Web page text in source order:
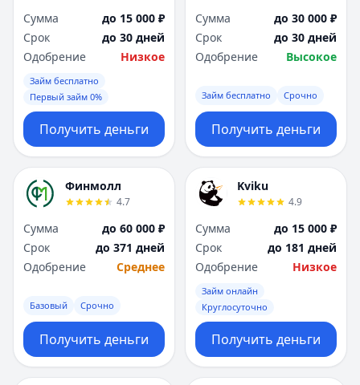
Сумма
до 15 000 ₽
Срок
до 30 дней
Одобрение
Низкое
Займ бесплатно
Первый займ 0%
Получить деньги
Сумма
до 30 000 ₽
Срок
до 30 дней
Одобрение
Высокое
Займ бесплатно Срочно
Получить деньги
Финмолл
4.7
Сумма
до 60 000 ₽
Срок
до 371 дней
Одобрение
Среднее
Базовый Срочно
Получить деньги
Kviku
4.9
Сумма
до 15 000 ₽
Срок
до 181 дней
Одобрение
Низкое
Займ онлайн
Круглосуточно
Получить деньги